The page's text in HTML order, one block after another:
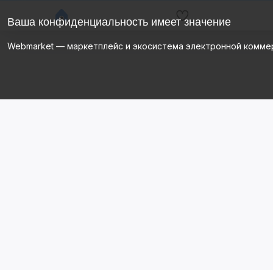
Ваша конфиденциальность имеет значение
Webmarket — маркетплейс и экосистема электронной